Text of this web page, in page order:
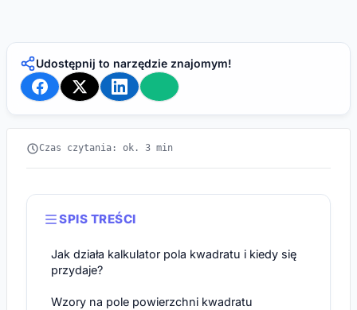
Udostępnij to narzędzie znajomym!
Czas czytania: ok. 3 min
SPIS TREŚCI
Jak działa kalkulator pola kwadratu i kiedy się
przydaje?
Wzory na pole powierzchni kwadratu